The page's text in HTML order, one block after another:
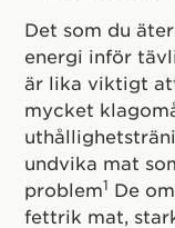
Det som du
energi inför
är lika viktigt
mycket
undvika mat
problem1 De
fettrik mat,